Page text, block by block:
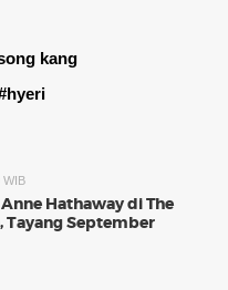
kang
WIB
Hathaway di The
Tayang September